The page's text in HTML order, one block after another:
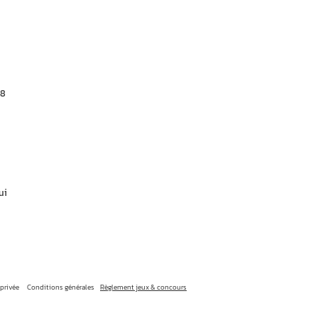
Conditions générales Règlement jeux & concours